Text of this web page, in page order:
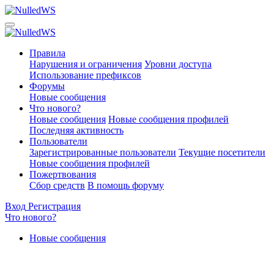
Правила
Нарушения и ограничения Уровни доступа
Использование префиксов
Форумы
Новые сообщения
Что нового?
Новые сообщения Новые сообщения профилей
Последняя активность
Пользователи
Зарегистрированные пользователи Текущие посетители
Новые сообщения профилей
Пожертвования
Сбор средств В помощь форуму
Вход Регистрация
Что нового?
Новые сообщения